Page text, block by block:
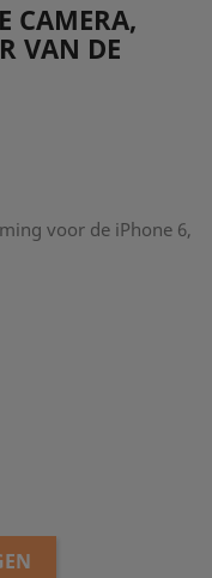
CAMERA,
VAN DE
voor de iPhone 6,